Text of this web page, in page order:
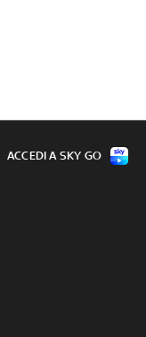
ACCEDI A SKY GO